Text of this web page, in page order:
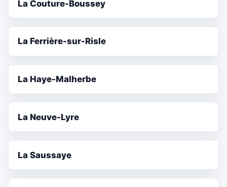
La Couture-Boussey
La Ferrière-sur-Risle
La Haye-Malherbe
La Neuve-Lyre
La Saussaye